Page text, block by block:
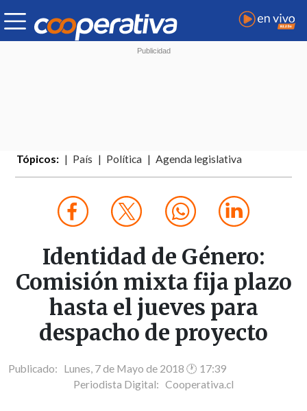
Tópicos: País Política Agenda legislativa
Identidad de Género:
Comisión mixta fija plazo
hasta el jueves para
despacho de proyecto
Publicado: Lunes, 7 de Mayo de 2018 🕐 17:39
Periodista Digital: Cooperativa.cl